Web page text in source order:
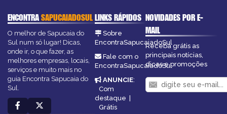
ENCONTRASAPUCAIADOSUL
O melhor de Sapucaia do
Sul num só lugar! Dicas,
onde ir, o que fazer, as
melhores empresas, locais,
serviços e muito mais no
guia Encontra Sapucaia do
Sul.
LINKS RÁPIDOS
Sobre
EncontraSapucaiadoSul
Fale com o
EncontraSapucaiadoSul
ANUNCIE:
Com
destaque
Grátis
NOVIDADES POR E-
MAIL
Receba grátis as
principais notícias,
dicas e promoções